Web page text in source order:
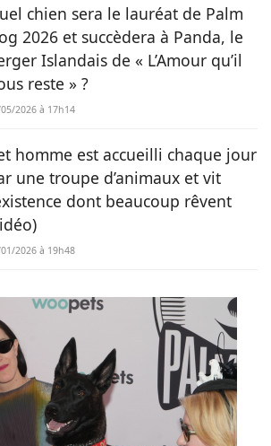
chien sera le lauréat de Palm
2026 et succèdera à Panda, le
Islandais de « L’Amour qu’il
reste » ?
2026 à 17h14
homme est accueilli chaque jour
une troupe d’animaux et vit
dont beaucoup rêvent
2026 à 19h48